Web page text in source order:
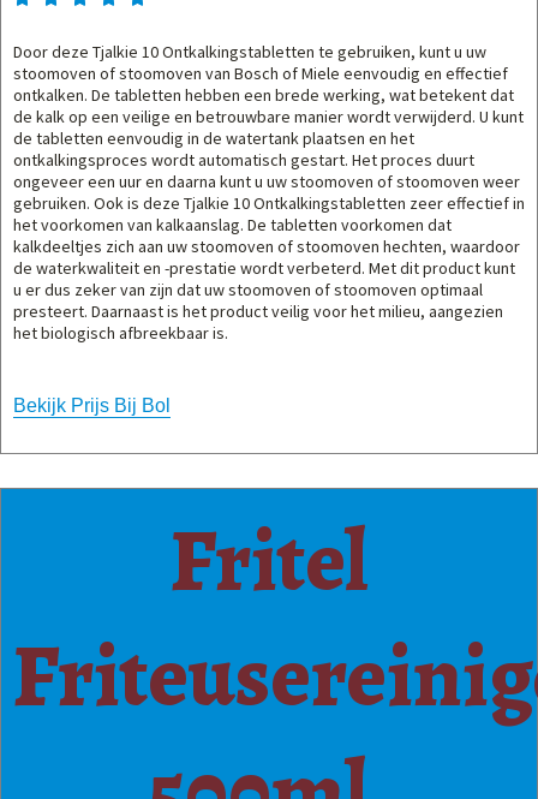
Door deze Tjalkie 10 Ontkalkingstabletten te gebruiken, kunt u uw
stoomoven of stoomoven van Bosch of Miele eenvoudig en effectief
ontkalken. De tabletten hebben een brede werking, wat betekent dat
de kalk op een veilige en betrouwbare manier wordt verwijderd. U kunt
de tabletten eenvoudig in de watertank plaatsen en het
ontkalkingsproces wordt automatisch gestart. Het proces duurt
ongeveer een uur en daarna kunt u uw stoomoven of stoomoven weer
gebruiken. Ook is deze Tjalkie 10 Ontkalkingstabletten zeer effectief in
het voorkomen van kalkaanslag. De tabletten voorkomen dat
kalkdeeltjes zich aan uw stoomoven of stoomoven hechten, waardoor
de waterkwaliteit en -prestatie wordt verbeterd. Met dit product kunt
u er dus zeker van zijn dat uw stoomoven of stoomoven optimaal
presteert. Daarnaast is het product veilig voor het milieu, aangezien
het biologisch afbreekbaar is.
Bekijk Prijs Bij Bol
Fritel